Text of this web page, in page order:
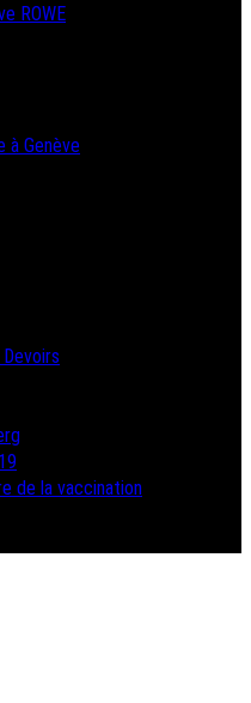
ROWE
à Genève
de la vaccination